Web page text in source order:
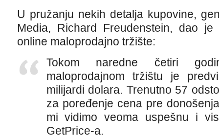
U pružanju nekih detalja kupovine,
Media, Richard Freudenstein, dao
online maloprodajno tržište:
Tokom naredne četiri
maloprodajnom tržištu je
milijardi dolara. Trenutno 57
za poređenje cena pre
mi vidimo veoma uspešnu i
GetPrice-a.